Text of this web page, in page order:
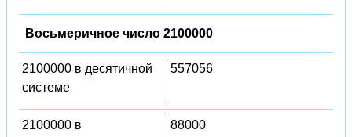
Восьмеричное число 2100000
2100000 в десятичной
системе
557056
2100000 в
88000